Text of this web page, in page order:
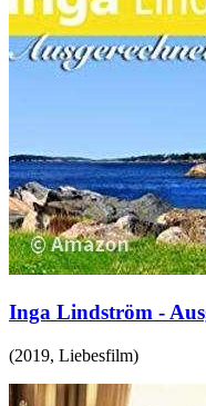
Inga Lindström -
(2019, Liebesfilm)